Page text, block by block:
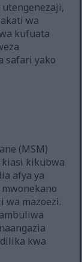
wa
kufuata
safari yako
(MSM)
kikubwa
afya ya
wa mazoezi.
kwa